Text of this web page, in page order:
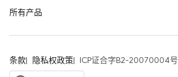
所有产品
条款 隐私权政策 ICP证合字B2-20070004号